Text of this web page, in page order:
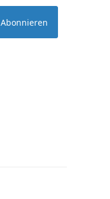
Abonnieren